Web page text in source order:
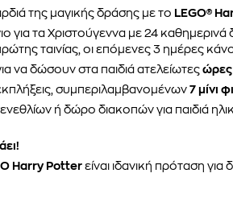
της μαγικής δράσης με το LEGO®
για τα Χριστούγεννα με 24 καθημερινά
ταινίας, οι επόμενες 3 ημέρες
να δώσουν στα παιδιά ατελείωτες ώρες
συμπεριλαμβανομένων 7 μίνι
ή δώρο διακοπών για παιδιά
Harry Potter είναι ιδανική πρόταση